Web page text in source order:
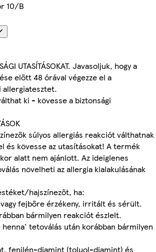
10/B
UTASÍTÁSOKAT. Javasoljuk, hogy a
előtt 48 órával végezze el a
allergiatesztet.
ki - kövesse a biztonsági
súlyos allergiás reakciót válthatnak
és kövesse az utasításokat! A termék
alatt nem ajánlott. Az ideiglenes
növelheti az allergia kialakulásának
hajszínezőt, ha:
fejbőre érzékeny, irritált és sérült.
bármilyen reakciót észlelt.
tetoválás után korábban bármilyen
fenilén-diamint (toluol-diamint) és